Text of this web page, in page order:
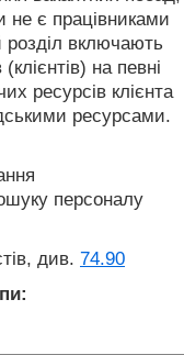
не є працівниками
включають
на певні
ресурсів клієнта
ресурсами.
персоналу
див. 74.90